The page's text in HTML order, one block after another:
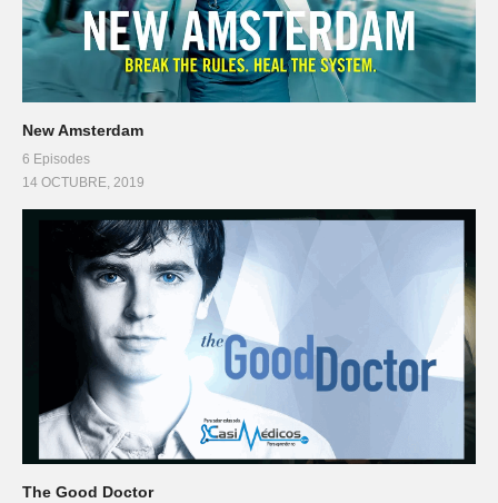
New Amsterdam
6 Episodes
14 OCTUBRE, 2019
The Good Doctor